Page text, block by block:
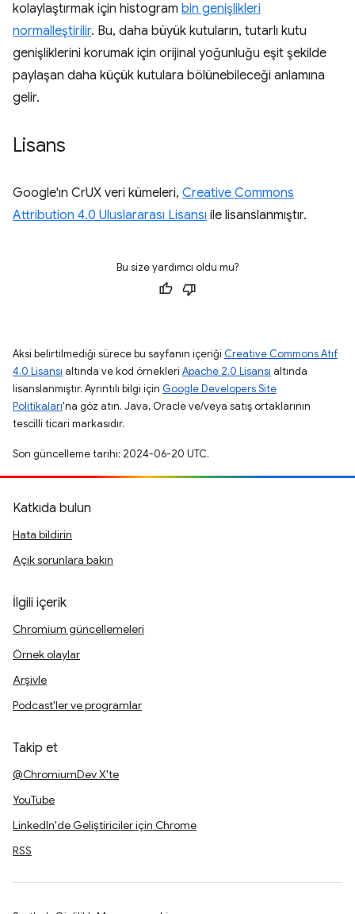
kolaylaştırmak için histogram bin genişlikleri
normalleştirilir. Bu, daha büyük kutuların, tutarlı kutu
genişliklerini korumak için orijinal yoğunluğu eşit şekilde
paylaşan daha küçük kutulara bölünebileceği anlamına
gelir.
Lisans
Google'ın CrUX veri kümeleri, Creative Commons
Attribution 4.0 Uluslararası Lisansı ile lisanslanmıştır.
Bu size yardımcı oldu mu?
Aksi belirtilmediği sürece bu sayfanın içeriği Creative Commons Atıf
4.0 Lisansı altında ve kod örnekleri Apache 2.0 Lisansı altında
lisanslanmıştır. Ayrıntılı bilgi için Google Developers Site
Politikaları'na göz atın. Java, Oracle ve/veya satış ortaklarının
tescilli ticari markasıdır.
Son güncelleme tarihi: 2024-06-20 UTC.
Katkıda bulun
Hata bildirin
Açık sorunlara bakın
İlgili içerik
Chromium güncellemeleri
Örnek olaylar
Arşivle
Podcast'ler ve programlar
Takip et
@ChromiumDev X'te
YouTube
LinkedIn'de Geliştiriciler için Chrome
RSS